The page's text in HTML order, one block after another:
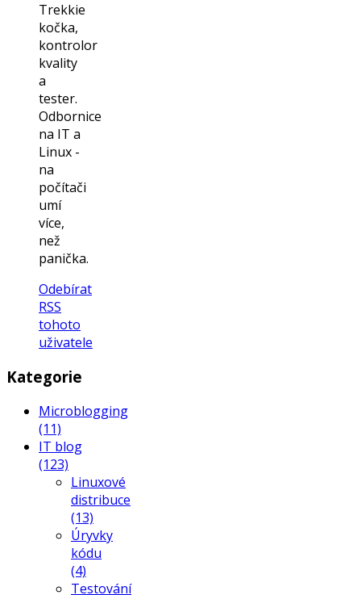
Trekkie
kočka,
kontrolor
kvality
a
tester.
Odbornice
na IT a
Linux -
na
počítači
umí
více,
než
panička.
Odebírat
RSS
tohoto
uživatele
Kategorie
Microblogging
(11)
IT blog
(123)
Linuxové
distribuce
(13)
Úryvky
kódu
(4)
Testování